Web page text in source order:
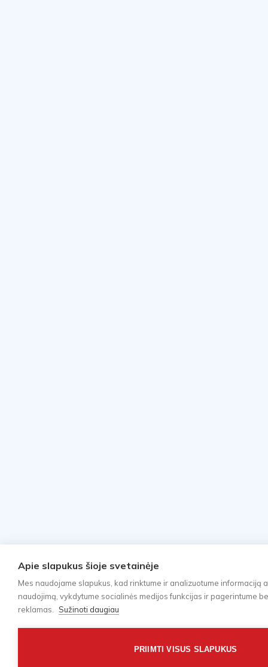
Apie slapukus šioje svetainėje
Mes naudojame slapukus, kad rinktume ir analizuotume informaciją
naudojimą, vykdytume socialinės medijos funkcijas ir pagerintume
reklamas.
Sužinoti daugiau
PRIIMTI VISUS SLAPUKUS